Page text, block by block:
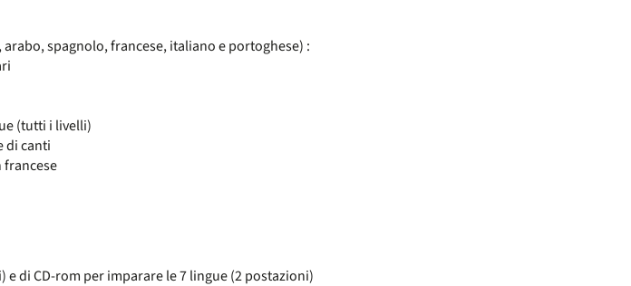
spagnolo, francese, italiano e portoghese) :
(tutti i livelli)
di canti
francese
di CD-rom per imparare le 7 lingue (2 postazioni)